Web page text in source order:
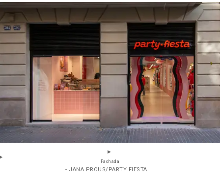
Fachada
- JANA PROUS/PARTY FIESTA